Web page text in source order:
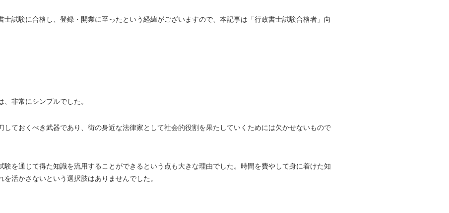
士試験に合格し、登録・開業に至ったという経緯がございますので、本記事は「行政書士試験合格者」向
非常にシンプルでした。
しておくべき武器であり、街の身近な法律家として社会的役割を果たしていくためには欠かせないもので
験を通じて得た知識を流用することができるという点も大きな理由でした。時間を費やして身に着けた知
活かさないという選択肢はありませんでした。